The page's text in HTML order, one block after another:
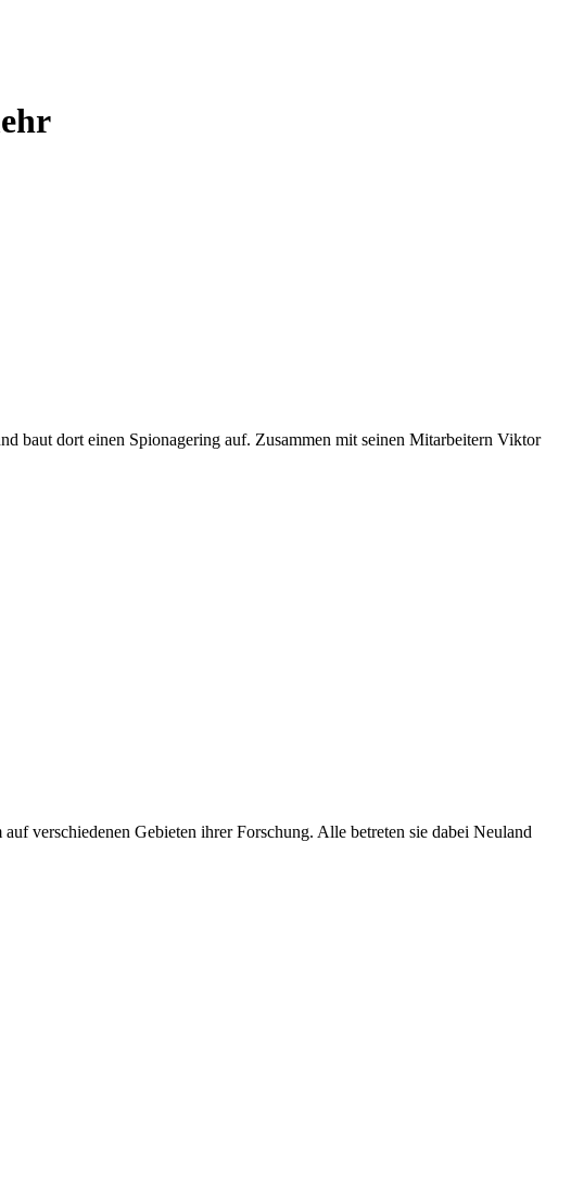
baut dort einen Spionagering auf. Zusammen mit seinen Mitarbeitern Viktor
verschiedenen Gebieten ihrer Forschung. Alle betreten sie dabei Neuland